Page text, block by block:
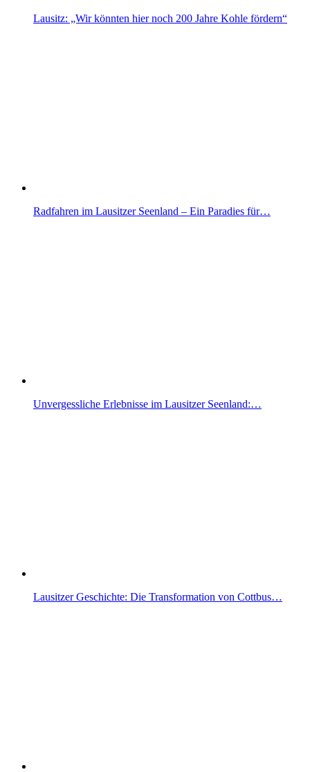
Lausitz: „Wir könnten hier noch 200 Jahre Kohle fördern“
Radfahren im Lausitzer Seenland – Ein Paradies für…
Unvergessliche Erlebnisse im Lausitzer Seenland:…
Lausitzer Geschichte: Die Transformation von Cottbus…